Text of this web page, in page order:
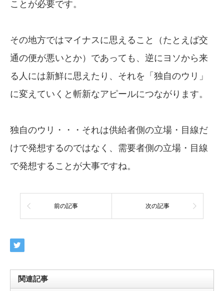
ことが必要です。
その地方ではマイナスに思えること（たとえば交
通の便が悪いとか）であっても、逆にヨソから来
る人には新鮮に思えたり、それを「独自のウリ」
に変えていくと斬新なアピールにつながります。
独自のウリ・・・それは供給者側の立場・目線だ
けで発想するのではなく、需要者側の立場・目線
で発想することが大事ですね。
前の記事 次の記事
関連記事